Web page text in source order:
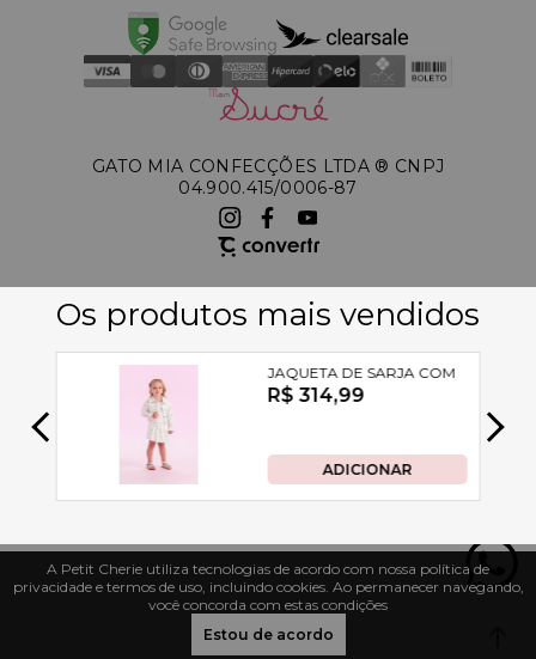
GATO MIA CONFECÇÕES LTDA ®️ CNPJ
04.900.415/0006-87
A Petit Cherie utiliza tecnologias de acordo com nossa política de
privacidade e termos de uso, incluindo cookies. Ao permanecer navegando,
você concorda com estas condições
Estou de acordo